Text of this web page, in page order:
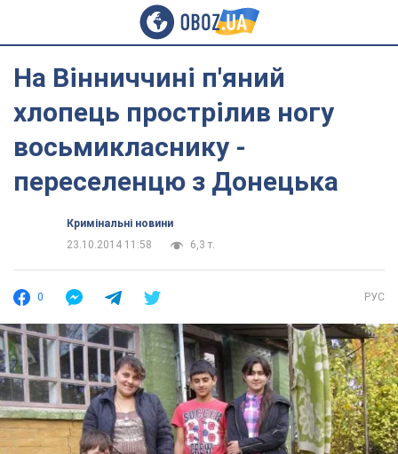
На Вінниччині п'яний
хлопець прострілив ногу
восьмикласнику -
переселенцю з Донецька
Кримінальні новини
23.10.2014 11:58
6,3 т.
0 РУС